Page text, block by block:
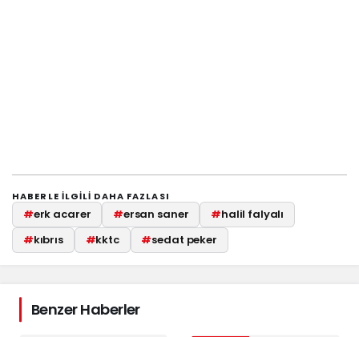
HABERLE ILGILI DAHA FAZLASI
#erk acarer #ersan saner #halil falyalı
#kıbrıs #kktc #sedat peker
Benzer Haberler